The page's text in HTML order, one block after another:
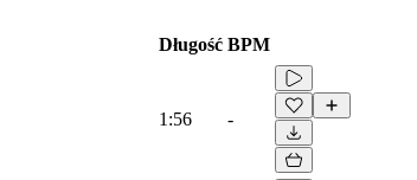
Długość BPM
1:56 -